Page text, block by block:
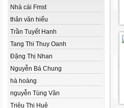
Nhà cái Fmst
thân văn hiếu
Trần Tuyết Hanh
Tang Thi Thuy Oanh
Đặng Thị Nhan
Nguyễn Bá Chung
hà hoàng
nguyễn Tùng Vân
Triệu Thị Huệ